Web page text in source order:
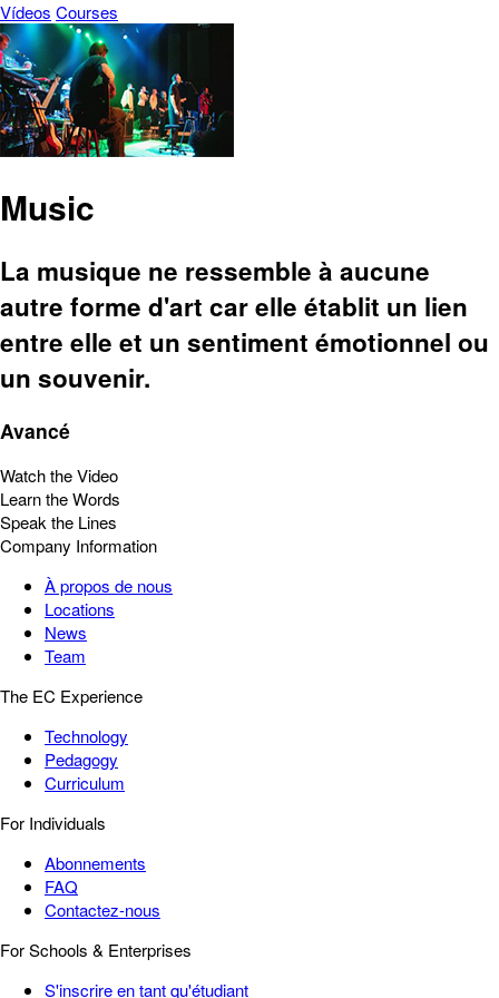
Vídeos Courses
Music
La musique ne ressemble à aucune
autre forme d'art car elle établit un lien
entre elle et un sentiment émotionnel ou
un souvenir.
Avancé
Watch the Video
Learn the Words
Speak the Lines
Company Information
À propos de nous
Locations
News
Team
The EC Experience
Technology
Pedagogy
Curriculum
For Individuals
Abonnements
FAQ
Contactez-nous
For Schools & Enterprises
S'inscrire en tant qu'étudiant